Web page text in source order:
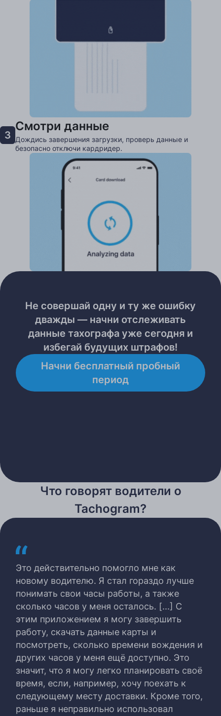
3
Смотри данные
Дождись завершения загрузки, проверь данные и
безопасно отключи кардридер.
Не совершай одну и ту же ошибку
дважды — начни отслеживать
данные тахографа уже сегодня и
избегай будущих штрафов!
Начни бесплатный пробный
период
Что говорят водители о
Tachogram?
Это действительно помогло мне как
новому водителю. Я стал гораздо лучше
понимать свои часы работы, а также
сколько часов у меня осталось. [...] С
этим приложением я могу завершить
работу, скачать данные карты и
посмотреть, сколько времени вождения и
других часов у меня ещё доступно. Это
значит, что я могу легко планировать своё
время, если, например, хочу поехать к
следующему месту доставки. Кроме того,
раньше я неправильно использовал